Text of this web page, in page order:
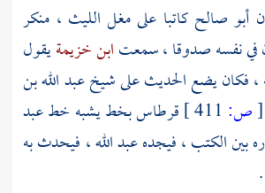
أبو صالحكاتبا على مغل الليث ، منكر
في نفسه صدوقا ، سمعتابن خزيمةيقول
، فكان يضع الحديث على شيخعبد الله بن
[ص: قرطاس بخط يشبه خطعبد
بين الكتب ، فيجدهعبد الله، فيحدث به